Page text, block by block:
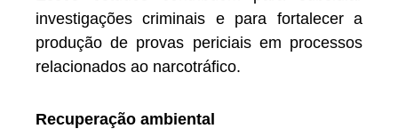
investigações criminais e para fortalecer a
produção de provas periciais em processos
relacionados ao narcotráfico.
Recuperação ambiental